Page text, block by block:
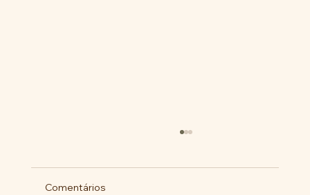
Comentários